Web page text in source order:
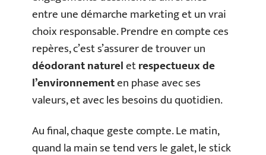
entre une démarche marketing et un vrai
choix responsable. Prendre en compte ces
repères, c’est s’assurer de trouver un
déodorant natureletrespectueux de
l’environnementen phase avec ses
valeurs, et avec les besoins du quotidien.
Au final, chaque geste compte. Le matin,
quand la main se tend vers le galet, le stick